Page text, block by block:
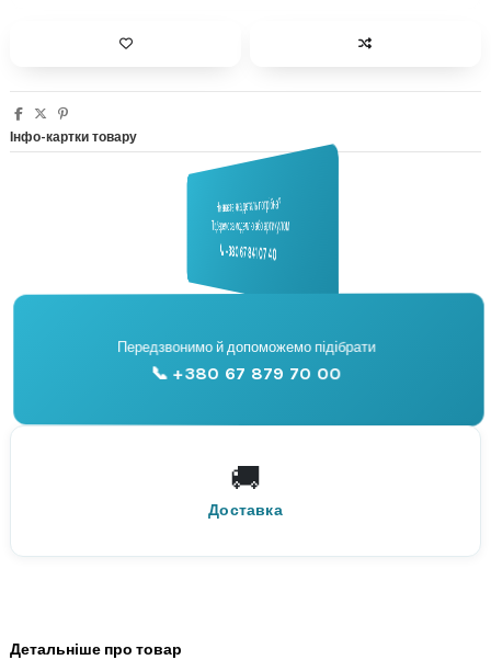
Інфо-картки товару
🔧
Підбір запчастин
Не знаєте, яка деталь потрібна?
Підберемо за моделлю або артикулом
📞 +380 67 841 07 40
📞
Консультація
Передзвонимо й допоможемо підібрати
📞 +380 67 879 70 00
🚚
Доставка
По всій Україні
Нова Пошта
Детальніше про товар